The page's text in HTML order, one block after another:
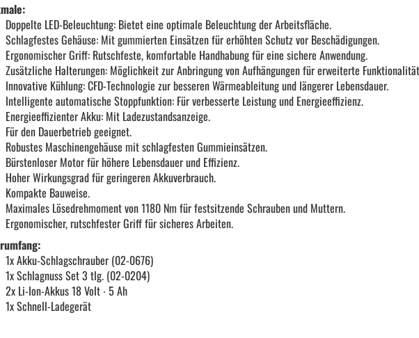
Hebelwerkzeug | Splinttreiber
Spezialwerkzeug
Verbrauchsmaterial | Kleinteile
anzeigen
Doppelte LED-Beleuchtung: Bietet eine optimale Beleuchtung der Arbeitsfläche.
Schlagfestes Gehäuse: Mit gummierten Einsätzen für erhöhten Schutz vor Beschädigungen.
Ergonomischer Griff: Rutschfeste, komfortable Handhabung für eine sichere Anwendung.
Zusätzliche Halterungen: Möglichkeit zur Anbringung von Aufhängungen für erweiterte
Innovative Kühlung: CFD-Technologie zur besseren Wärmeableitung und längerer Lebensdauer.
Intelligente automatische Stoppfunktion: Für verbesserte Leistung und Energieeffizienz.
Energieeffizienter Akku: Mit Ladezustandsanzeige.
Für den Dauerbetrieb geeignet.
Robustes Maschinengehäuse mit schlagfesten Gummieinsätzen.
Bürstenloser Motor für höhere Lebensdauer und Effizienz.
Hoher Wirkungsgrad für geringeren Akkuverbrauch.
Kompakte Bauweise.
Maximales Lösedrehmoment von 1180 Nm für festsitzende Schrauben und Muttern.
Ergonomischer, rutschfester Griff für sicheres Arbeiten.
1x Akku-Schlagschrauber (02-0676)
1x Schlagnuss Set 3 tlg. (02-0204)
2x Li-Ion-Akkus 18 Volt ∙ 5 Ah
1x Schnell-Ladegerät